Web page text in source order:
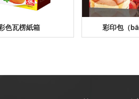
色瓦楞紙箱 彩印包（